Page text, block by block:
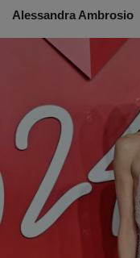
Alessandra Ambrosio